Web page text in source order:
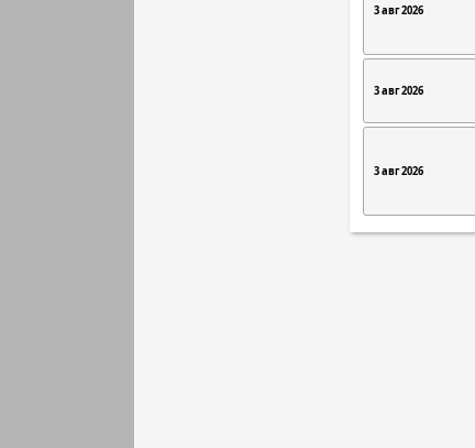
3 авг 2026
3 авг 2026
3 авг 2026